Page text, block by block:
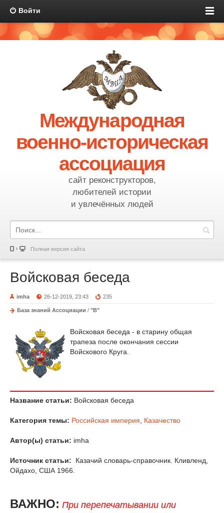
Войти
Международная
военно-историческая
ассоциация
сайт реконструкторов,
любителей истории
и увлечённых людей
Полная версия сайта
Войсковая беседа
imha 26-12-2019, 23:43 235
База знаний Ассоциации / "В"
Войсковая беседа - в старину общая
трапеза после окончания сессии
Войскового Круга.
Название статьи: Войсковая беседа
Категория темы: Российская империя Казачество
Автор(ы) статьи: imha
Источник статьи:
Казачий словарь-справочник. Кливленд,
Ойдахо, США 1966.
ВАЖНО: При перепечатывании или